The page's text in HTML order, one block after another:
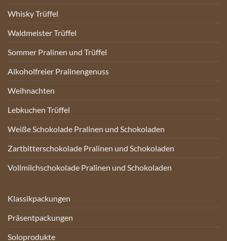
Whisky Trüffel
Waldmeister Trüffel
Sommer Pralinen und Trüffel
Alkoholfreier Pralinengenuss
Weihnachten
Lebkuchen Trüffel
Weiße Schokolade Pralinen und Schokoladen
Zartbitterschokolade Pralinen und Schokoladen
Vollmilchschokolade Pralinen und Schokoladen
Klassikpackungen
Präsentpackungen
Soloprodukte